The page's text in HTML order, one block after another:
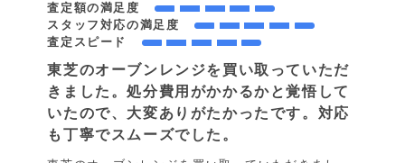
査定額の満足度
スタッフ対応の満足度
査定スピード
東芝のオーブンレンジを買い取っていただ
きました。処分費用がかかるかと覚悟して
いたので、大変ありがたかったです。対応
も丁寧でスムーズでした。